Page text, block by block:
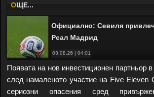
OЩЕ...
03.08.26 | 04:01
Официално: Севиля
Реал Мадрид
Появата на нов инвестиционен партньор
след намаленото участие на Five Eleven
сериозни опасения сред